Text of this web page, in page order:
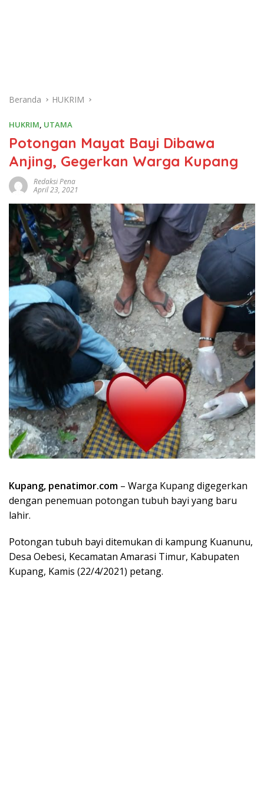
Beranda HUKRIM
HUKRIM, UTAMA
Potongan Mayat Bayi Dibawa
Anjing, Gegerkan Warga Kupang
Redaksi Pena
April 23, 2021
Kupang, penatimor.com – Warga Kupang digegerkan
dengan penemuan potongan tubuh bayi yang baru
lahir.
Potongan tubuh bayi ditemukan di kampung Kuanunu,
Desa Oebesi, Kecamatan Amarasi Timur, Kabupaten
Kupang, Kamis (22/4/2021) petang.